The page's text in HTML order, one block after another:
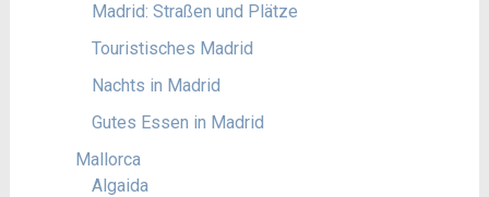
Madrid: Straßen und Plätze
Touristisches Madrid
Nachts in Madrid
Gutes Essen in Madrid
Mallorca
Algaida